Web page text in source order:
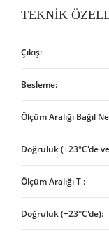
TEKNİK
Çıkış:
Besleme:
Ölçüm Aralığı Bağıl
Doğruluk (+23°C'de
Ölçüm Aralığı T :
Doğruluk (+23°C'de):